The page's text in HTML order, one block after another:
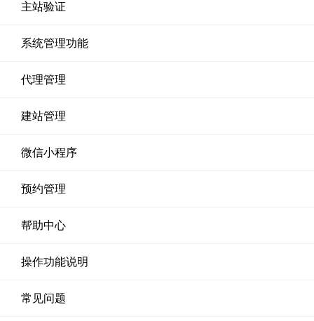
主站验证
系统管理功能
代理管理
建站管理
微信小程序
预约管理
帮助中心
操作功能说明
常见问题